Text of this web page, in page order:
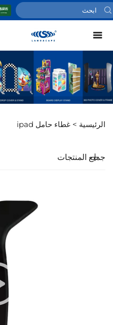
الرئيسية > غطاء حامل ipad
جميع المنتجات